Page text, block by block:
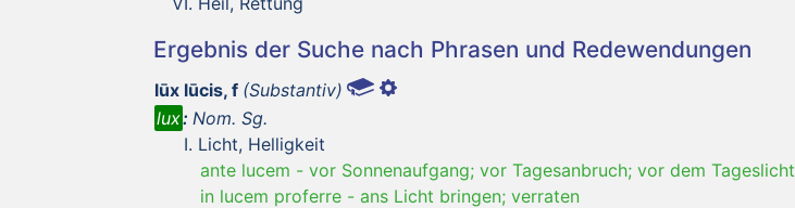
Ergebnis der Suche nach Phrasen und Redewendungen
lūx lūcis, f (Substantiv)
lux: Nom. Sg.
Licht, Helligkeit
ante lucem - vor Sonnenaufgang; vor Tagesanbruch; vor dem Tageslicht
in lucem proferre - ans Licht bringen; verraten